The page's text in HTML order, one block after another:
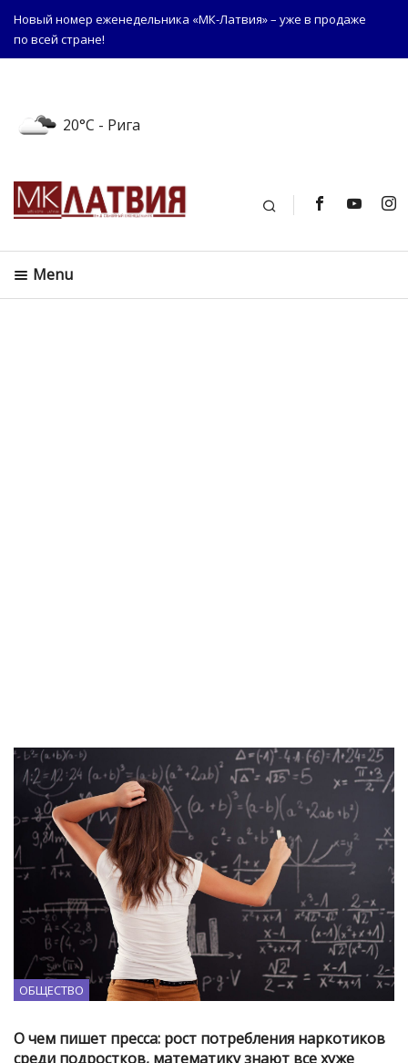
Новый номер еженедельника «МК-Латвия» – уже в продаже
по всей стране!
20°C - Рига
Поиск
Menu
ОБЩЕСТВО
О чем пишет пресса: рост потребления наркотиков
среди подростков, математику знают все хуже